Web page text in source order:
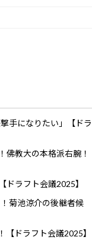
手になりたい」【ドラ
佛教大の本格派右腕！
ドラフト会議2025】
菊池涼介の後継者候
ドラフト会議2025】